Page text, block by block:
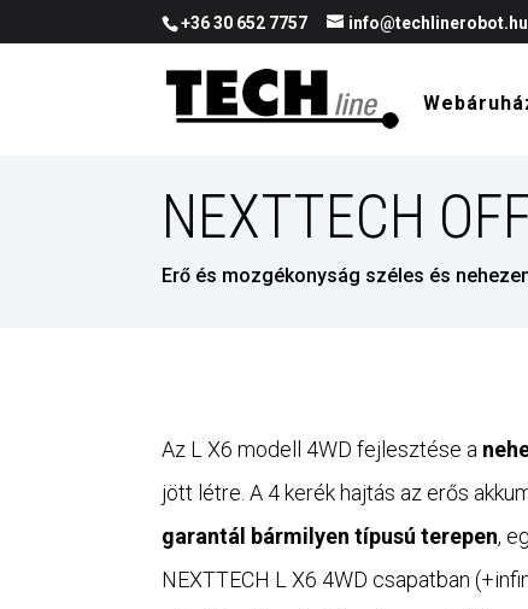
+36 30 652 7757 info@techlinerobot.hu
NEXTTECH
Erő és mozgékonyság széles és
Az L X6 modell 4WD fejlesztése a
jött létre. A 4 kerék hajtás az erős
garantál bármilyen típusú terepen,
NEXTTECH L X6 4WD csapatban